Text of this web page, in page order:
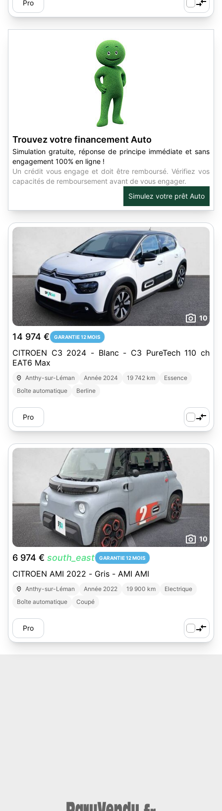
Pro
Trouvez votre financement Auto
Simulation gratuite, réponse de principe immédiate et sans
engagement 100% en ligne !
Un crédit vous engage et doit être remboursé. Vérifiez vos
capacités de remboursement avant de vous engager.
Simulez votre prêt Auto
10
14 974 € GARANTIE 12 MOIS
CITROEN C3 2024 - Blanc - C3 PureTech 110 ch
EAT6 Max
Anthy-sur-Léman Année 2024 19 742 km
Essence
Boîte automatique
Berline
Pro
10
6 974 € south_east GARANTIE 12 MOIS
CITROEN AMI 2022 - Gris - AMI AMI
Anthy-sur-Léman Année 2022 19 900 km
Electrique
Boîte automatique
Coupé
Pro